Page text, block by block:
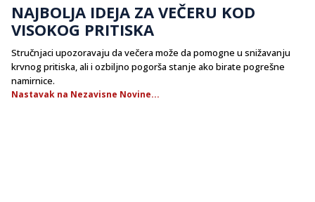
NAJBOLJA IDEJA ZA VEČERU KOD
VISOKOG PRITISKA
Stručnjaci upozoravaju da večera može da pomogne u snižavanju
krvnog pritiska, ali i ozbiljno pogorša stanje ako birate pogrešne
namirnice.
Nastavak na Nezavisne Novine...